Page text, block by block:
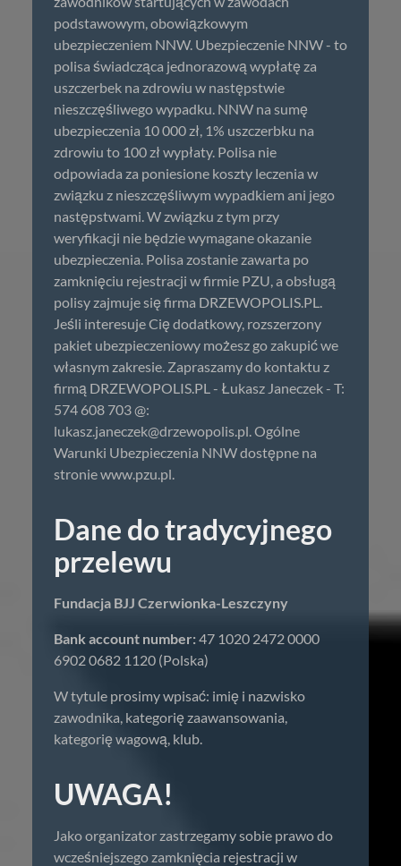
podstawowym, obowiązkowym
ubezpieczeniem NNW. Ubezpieczenie NNW - to
polisa świadcząca jednorazową wypłatę za
uszczerbek na zdrowiu w następstwie
nieszczęśliwego wypadku. NNW na sumę
ubezpieczenia 10 000 zł, 1% uszczerbku na
zdrowiu to 100 zł wypłaty. Polisa nie
odpowiada za poniesione koszty leczenia w
związku z nieszczęśliwym wypadkiem ani jego
następstwami. W związku z tym przy
weryfikacji nie będzie wymagane okazanie
ubezpieczenia. Polisa zostanie zawarta po
zamknięciu rejestracji w firmie PZU, a obsługą
polisy zajmuje się firma DRZEWOPOLIS.PL.
Jeśli interesuje Cię dodatkowy, rozszerzony
pakiet ubezpieczeniowy możesz go zakupić we
własnym zakresie. Zapraszamy do kontaktu z
firmą DRZEWOPOLIS.PL - Łukasz Janeczek - T:
574 608 703 @:
lukasz.janeczek@drzewopolis.pl. Ogólne
Warunki Ubezpieczenia NNW dostępne na
stronie www.pzu.pl.
Dane do tradycyjnego
przelewu
Fundacja BJJ Czerwionka-Leszczyny
Bank account number:47 1020 2472 0000
6902 0682 1120 (Polska)
W tytule prosimy wpisać: imię i nazwisko
zawodnika, kategorię zaawansowania,
kategorię wagową, klub.
UWAGA!
Jako organizator zastrzegamy sobie prawo do
wcześniejszego zamknięcia rejestracji w